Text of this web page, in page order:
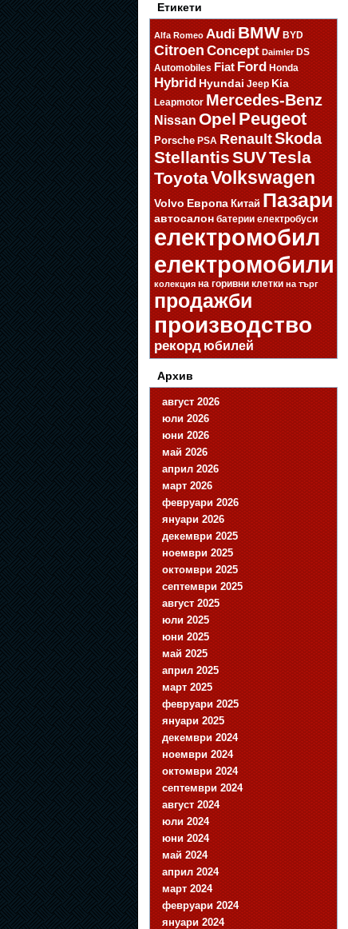
Етикети
Alfa Romeo Audi BMW BYD
Citroen Concept Daimler DS
Automobiles Fiat Ford Honda
HybridHyundai Jeep Kia
Leapmotor Mercedes-Benz
Nissan Opel Peugeot
Porsche PSA RenaultSkoda
StellantisSUVTesla
ToyotaVolkswagen
Volvo Европа Китай Пазари
автосалон батерии електробуси
електромобил
електромобили
колекция на горивни клетки на търг
продажби
производство
рекорд юбилей
Архив
август 2026
юли 2026
юни 2026
май 2026
април 2026
март 2026
февруари 2026
януари 2026
декември 2025
ноември 2025
октомври 2025
септември 2025
август 2025
юли 2025
юни 2025
май 2025
април 2025
март 2025
февруари 2025
януари 2025
декември 2024
ноември 2024
октомври 2024
септември 2024
август 2024
юли 2024
юни 2024
май 2024
април 2024
март 2024
февруари 2024
януари 2024